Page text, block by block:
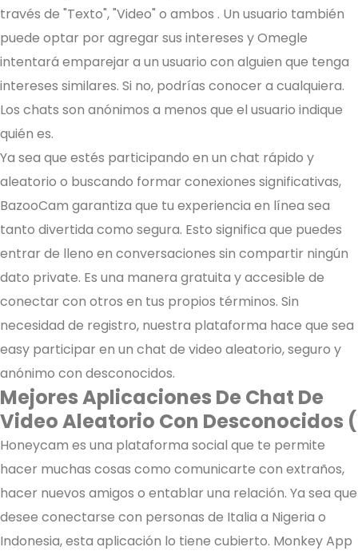
través de "Texto", "Video" o ambos . Un usuario también
puede optar por agregar sus intereses y Omegle
intentará emparejar a un usuario con alguien que tenga
intereses similares. Si no, podrías conocer a cualquiera.
Los chats son anónimos a menos que el usuario indique
quién es.
Ya sea que estés participando en un chat rápido y
aleatorio o buscando formar conexiones significativas,
BazooCam garantiza que tu experiencia en línea sea
tanto divertida como segura. Esto significa que puedes
entrar de lleno en conversaciones sin compartir ningún
dato private. Es una manera gratuita y accesible de
conectar con otros en tus propios términos. Sin
necesidad de registro, nuestra plataforma hace que sea
easy participar en un chat de video aleatorio, seguro y
anónimo con desconocidos.
Mejores Aplicaciones De Chat De
Video Aleatorio Con Desconocidos (
Honeycam es una plataforma social que te permite
hacer muchas cosas como comunicarte con extraños,
hacer nuevos amigos o entablar una relación. Ya sea que
desee conectarse con personas de Italia a Nigeria o
Indonesia, esta aplicación lo tiene cubierto. Monkey App